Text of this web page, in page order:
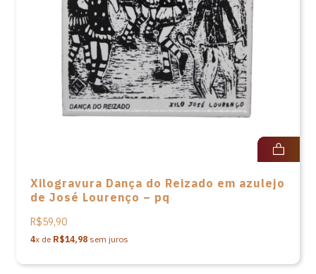
Xilogravura Dança do Reizado em azulejo
de José Lourenço – pq
R$59,90
4x de R$14,98 sem juros